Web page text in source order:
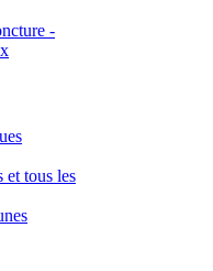
-
et tous les